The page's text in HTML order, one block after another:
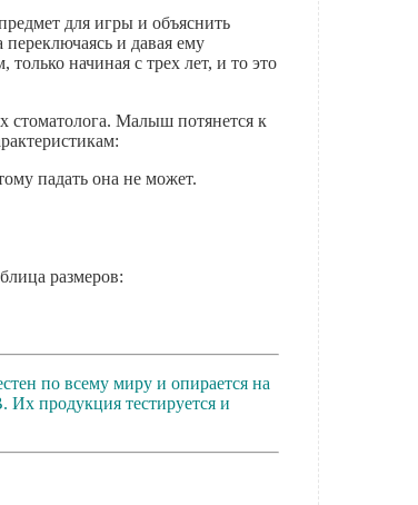
для игры и объяснить
и давая ему
начиная с трех лет, и то это
стоматолога. Малыш потянется к
падать она не может.
размеров:
по всему миру и опирается на
Их продукция тестируется и